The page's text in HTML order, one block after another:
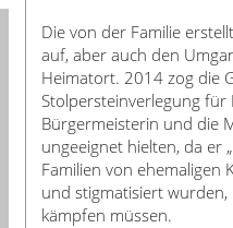
Die von der Familie
auf, aber auch den
Heimatort. 2014 zog die
Stolpersteinverlegung für
Bürgermeisterin und die
ungeeignet hielten, da er
Familien von ehemaligen
und stigmatisiert
kämpfen müssen.